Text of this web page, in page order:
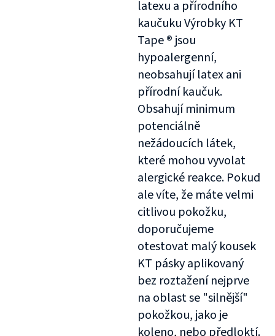
latexu a přírodního
kaučuku Výrobky KT
Tape ® jsou
hypoalergenní,
neobsahují latex ani
přírodní kaučuk.
Obsahují minimum
potenciálně
nežádoucích látek,
které mohou vyvolat
alergické reakce. Pokud
ale víte, že máte velmi
citlivou pokožku,
doporučujeme
otestovat malý kousek
KT pásky aplikovaný
bez roztažení nejprve
na oblast se "silnější"
pokožkou, jako je